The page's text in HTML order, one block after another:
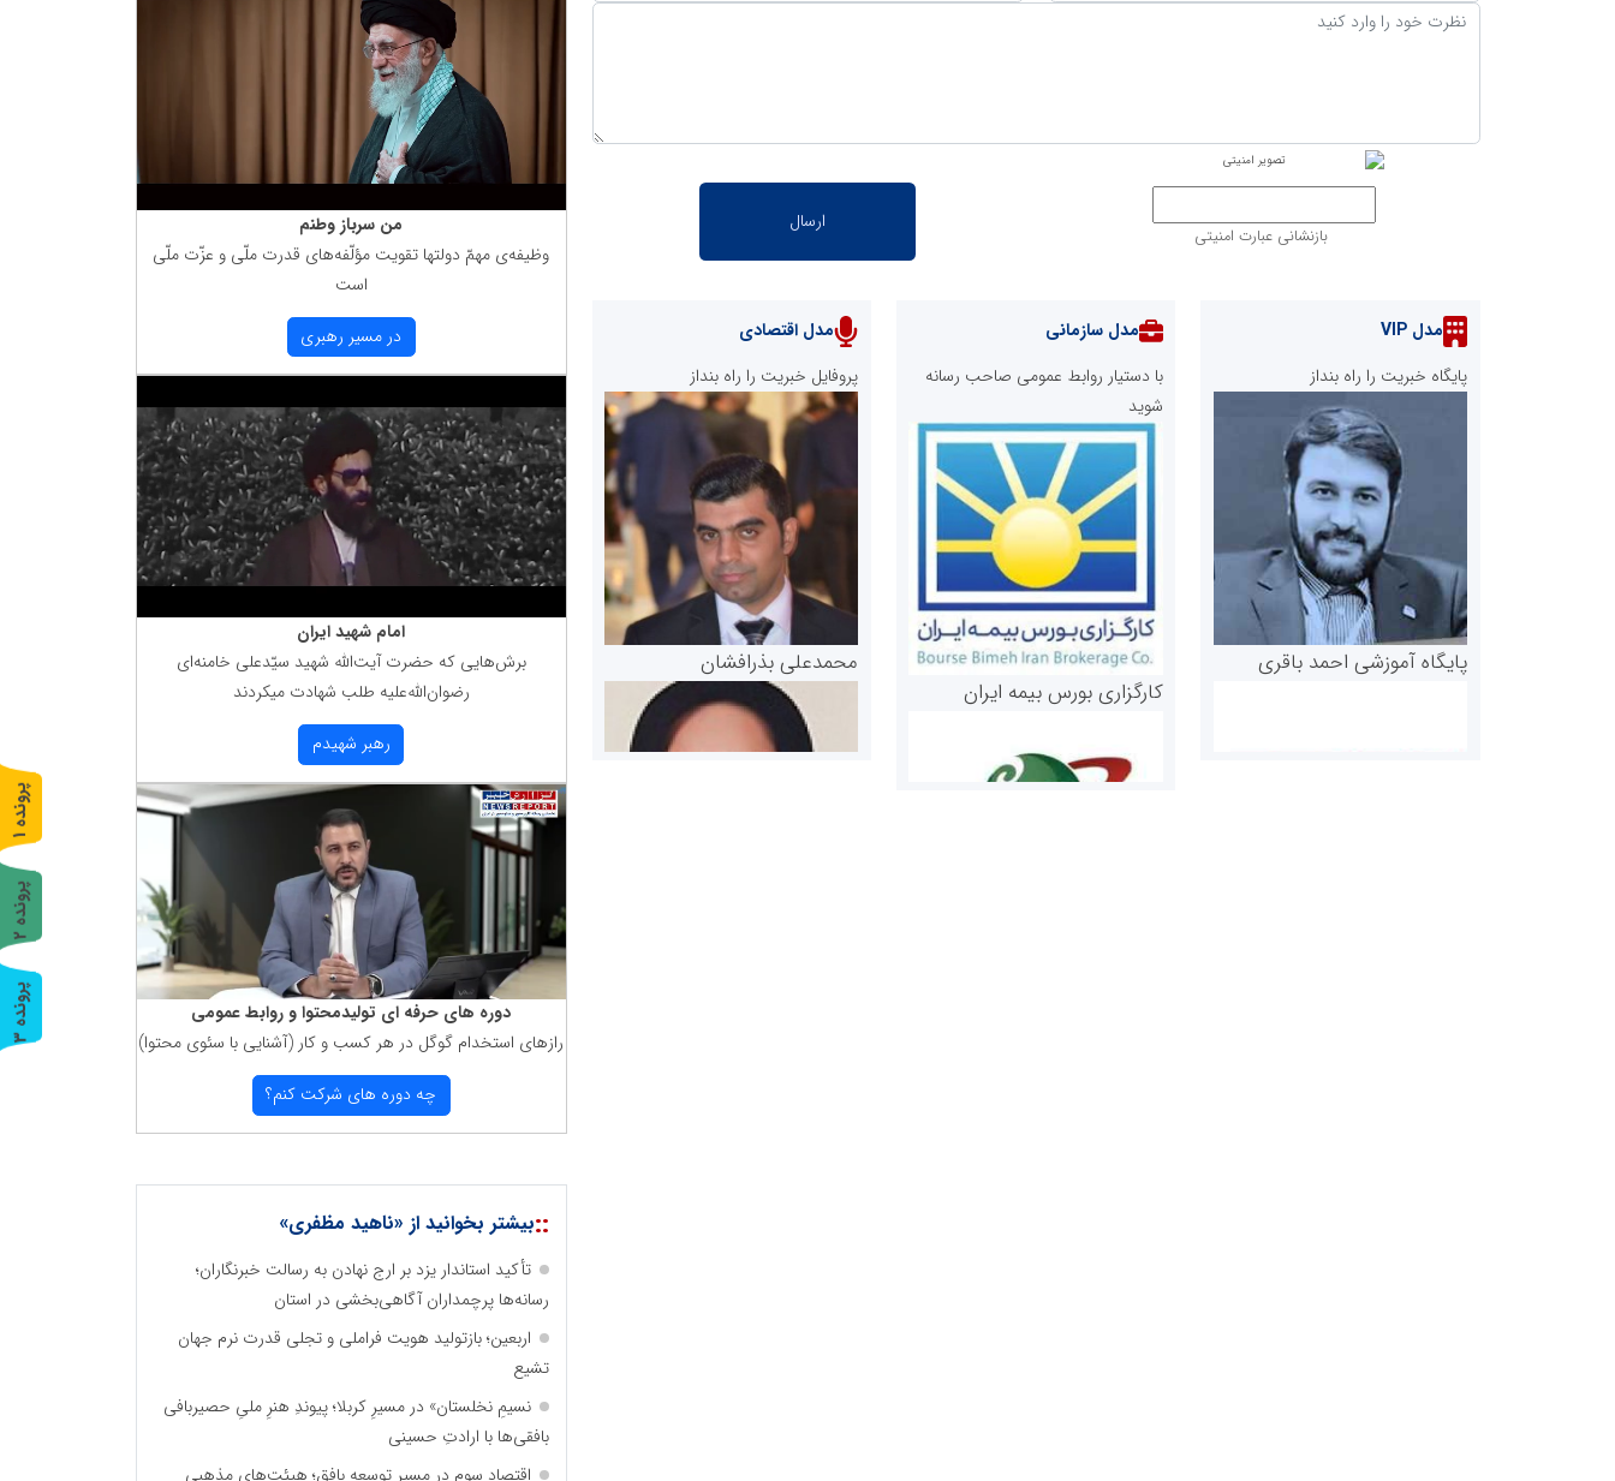
بازنشانی عبارت امنیتی
مدل VIP
پایگاه خبریت را راه بنداز
پایگاه آموزشی احمد باقری
مدل سازمانی
با دستیار روابط عمومی صاحب رسانه
شوید
کارگزاری بورس بیمه ایران
مدل اقتصادی
پروفایل خبریت را راه بنداز
محمدعلی بذرافشان
من سرباز وطنم
وظیفه‌ی مهمّ دولتها تقویت مؤلّفه‌های قدرت ملّی و عزّت ملّی
است
در مسیر رهبری
امام شهید ایران
برش‌هایی كه حضرت آیت‌الله شهید سیّدعلی خامنه‌ای
رضوان‌الله‌علیه طلب شهادت میكردند
رهبر شهیدم
دوره های حرفه ای تولیدمحتوا و روابط عمومی
رازهای استخدام گوگل در هر كسب و كار (آشنایی با سئوی محتوا)
چه دوره های شركت كنم؟
::بیشتر بخوانید از «ناهید مظفری»
تأکید استاندار یزد بر ارج نهادن به رسالت خبرنگاران؛
رسانه‌ها پرچمداران آگاهی‌بخشی در استان
اربعین؛ بازتولید هویت فراملی و تجلی قدرت نرم جهان
تشیع
نسیمِ نخلستان» در مسیرِ کربلا؛ پیوندِ هنرِ ملیِ حصیربافی
بافقی‌ها با ارادتِ حسینی
اقتصاد سوم در مسیر توسعه بافق؛ هیئت‌های مذهبی
پ
ر
و
ن
د
ه
1
پ
ر
و
ن
د
ه
2
پ
ر
و
ن
د
ه
3